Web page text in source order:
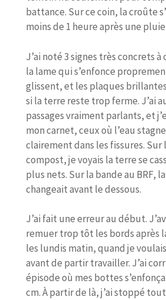
battance. Sur ce coin, la croûte
moins de 1 heure après une
J’ai noté 3 signes très concrets à
la lame qui s’enfonce
glissent, et les plaques
si la terre reste trop ferme. J’ai
passages vraiment parlants, et
mon carnet, ceux où l’eau
clairement dans les fissures. Sur
compost, je voyais la terre se
plus nets. Sur la bande au BRF,
changeait avant le dessous.
J’ai fait une erreur au début.
remuer trop tôt les bords après
les lundis matin, quand je
avant de partir travailler. J’ai
épisode où mes bottes
cm. À partir de là, j’ai stoppé